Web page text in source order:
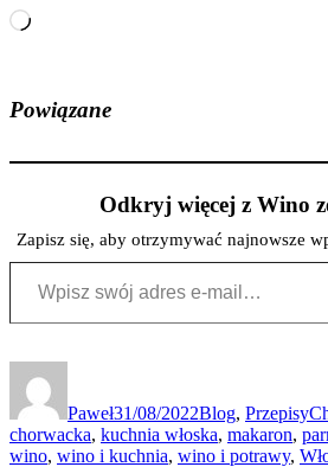
Wczytywanie…
Powiązane
Odkryj więcej z Wino
Zapisz się, aby otrzymywać najnowsze
Wpisz swój adres e-mail…
Paweł31/08/2022Blog, Przepisy
chorwacka, kuchnia włoska, makaron,
wino, wino i kuchnia, wino i potrawy,